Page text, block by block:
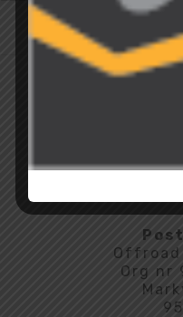
Offroad
Org nr